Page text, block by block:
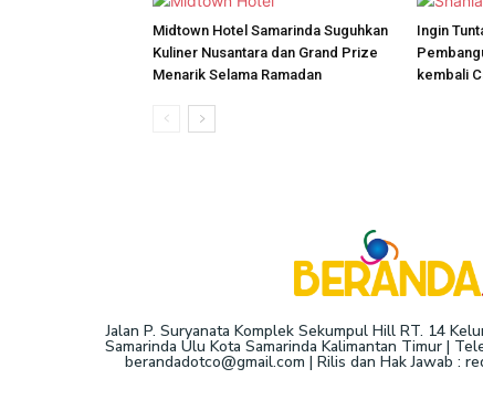
Midtown Hotel Samarinda Suguhkan
Kuliner Nusantara dan Grand Prize
Menarik Selama Ramadan
Ingin
kembali
Jalan P. Suryanata Komplek Sekumpul Hill RT. 14
Samarinda Ulu Kota Samarinda Kalimantan Timur |
berandadotco@gmail.com | Rilis dan Hak Jawab :